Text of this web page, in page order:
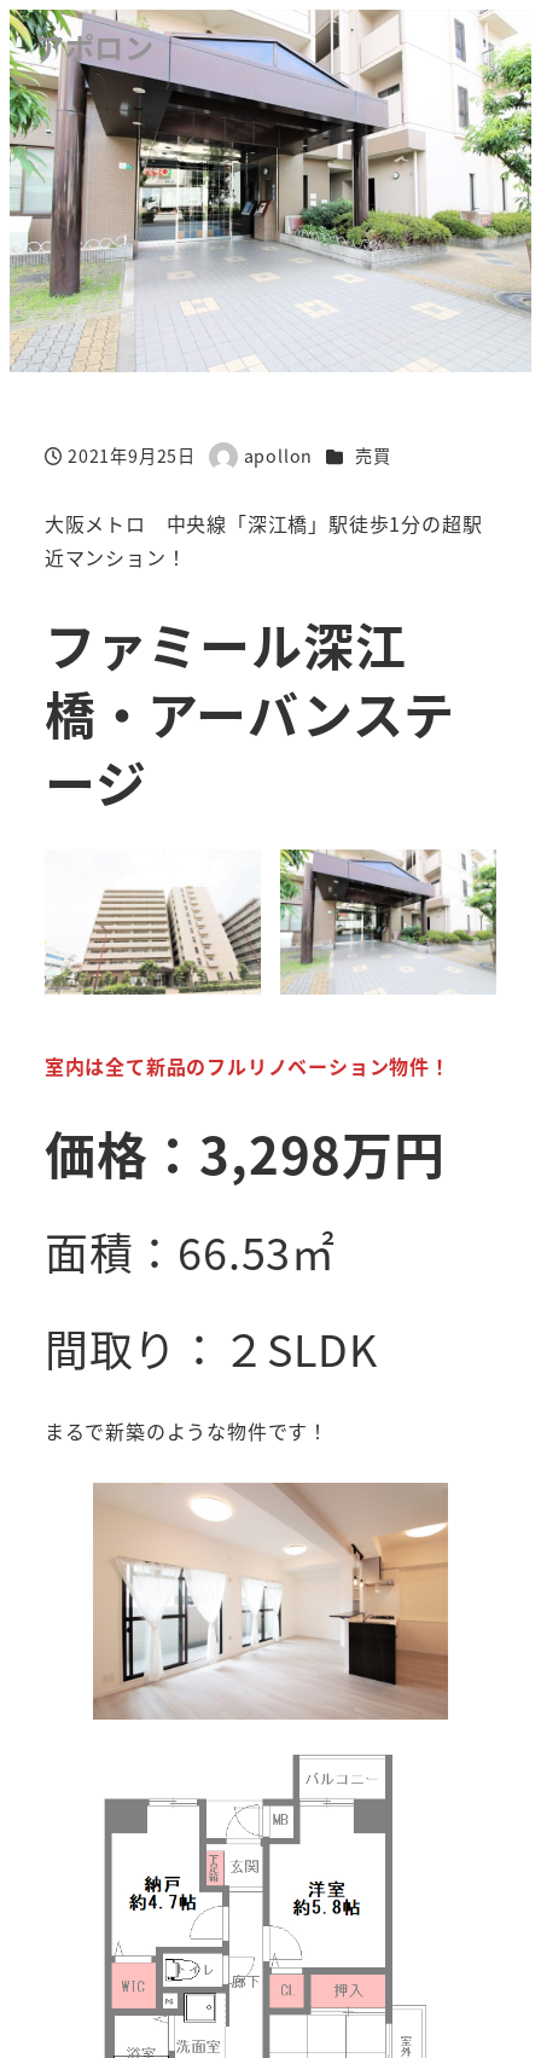
アポロン
投稿日
2021年9月25日
著
apollon カテゴリー
売買
大阪メトロ 中央線「深江橋」駅徒歩1分の超駅
近マンション！
ファミール深江
橋・アーバンステ
ージ
室内は全て新品のフルリノベーション物件！
価格：3,298万円
面積：66.53㎡
間取り：２SLDK
まるで新築のような物件です！